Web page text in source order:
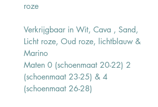
roze
Verkrijgbaar in Wit, Cava , Sand,
Licht roze, Oud roze, lichtblauw &
Marino
Maten 0 (schoenmaat 20-22) 2
(schoenmaat 23-25) & 4
(schoenmaat 26-28)